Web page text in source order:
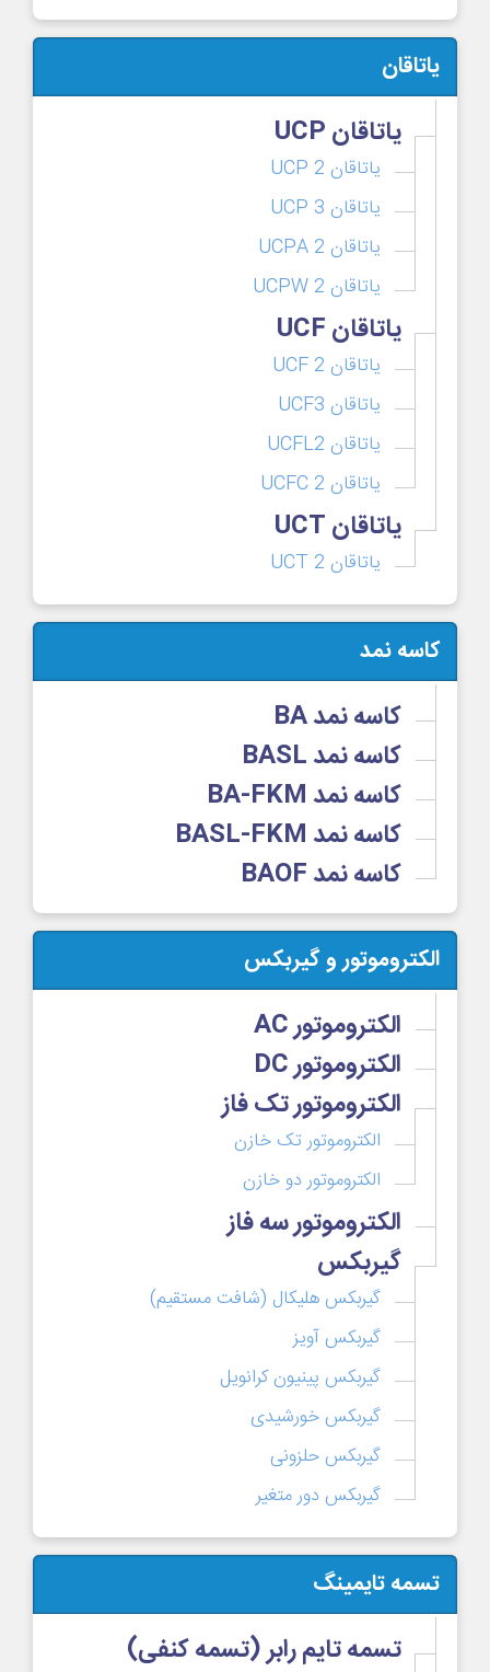
یاتاقان
یاتاقان UCP
یاتاقان UCP 2
یاتاقان UCP 3
یاتاقان UCPA 2
یاتاقان UCPW 2
یاتاقان UCF
یاتاقان UCF 2
یاتاقان UCF3
یاتاقان UCFL2
یاتاقان UCFC 2
یاتاقان UCT
یاتاقان UCT 2
کاسه نمد
کاسه نمد BA
کاسه نمد BASL
کاسه نمد BA-FKM
کاسه نمد BASL-FKM
کاسه نمد BAOF
الکتروموتور و گیربکس
الکتروموتور AC
الکتروموتور DC
الکتروموتور تک فاز
الکتروموتور تک خازن
الکتروموتور دو خازن
الکتروموتور سه فاز
گیربکس
گیربکس هلیکال (شافت مستقیم)
گیربکس آویز
گیربکس پینیون کرانویل
گیربکس خورشیدی
گیربکس حلزونی
گیربکس دور متغیر
تسمه تایمینگ
تسمه تایم رابر (تسمه کنفی)